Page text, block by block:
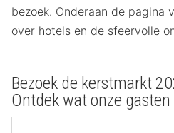
bezoek. Onderaan de pagina
over hotels en de sfeervolle
Bezoek de kerstmarkt
Ontdek wat onze gasten